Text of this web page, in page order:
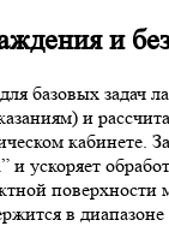
и
базовых задач
и
кабинете.
и ускоряет
поверхности
в